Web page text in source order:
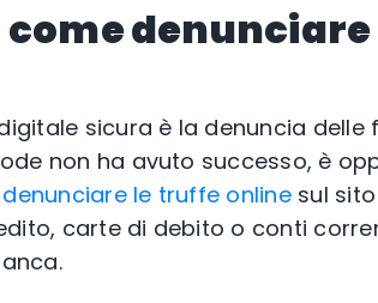
come
sicura è la denuncia delle
non ha avuto successo, è
denunciare le truffe onlinesul sito
carte di debito o conti